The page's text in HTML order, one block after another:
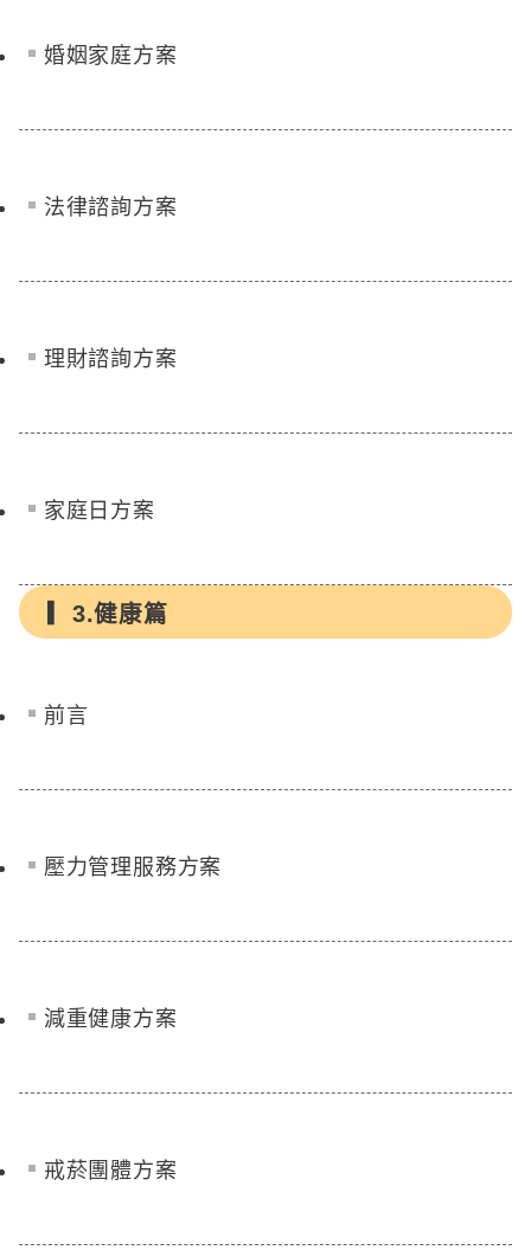
婚姻家庭方案
法律諮詢方案
理財諮詢方案
家庭日方案
3.健康篇
前言
壓力管理服務方案
減重健康方案
戒菸團體方案